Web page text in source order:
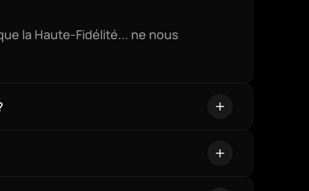
la Haute-Fidélité... ne nous